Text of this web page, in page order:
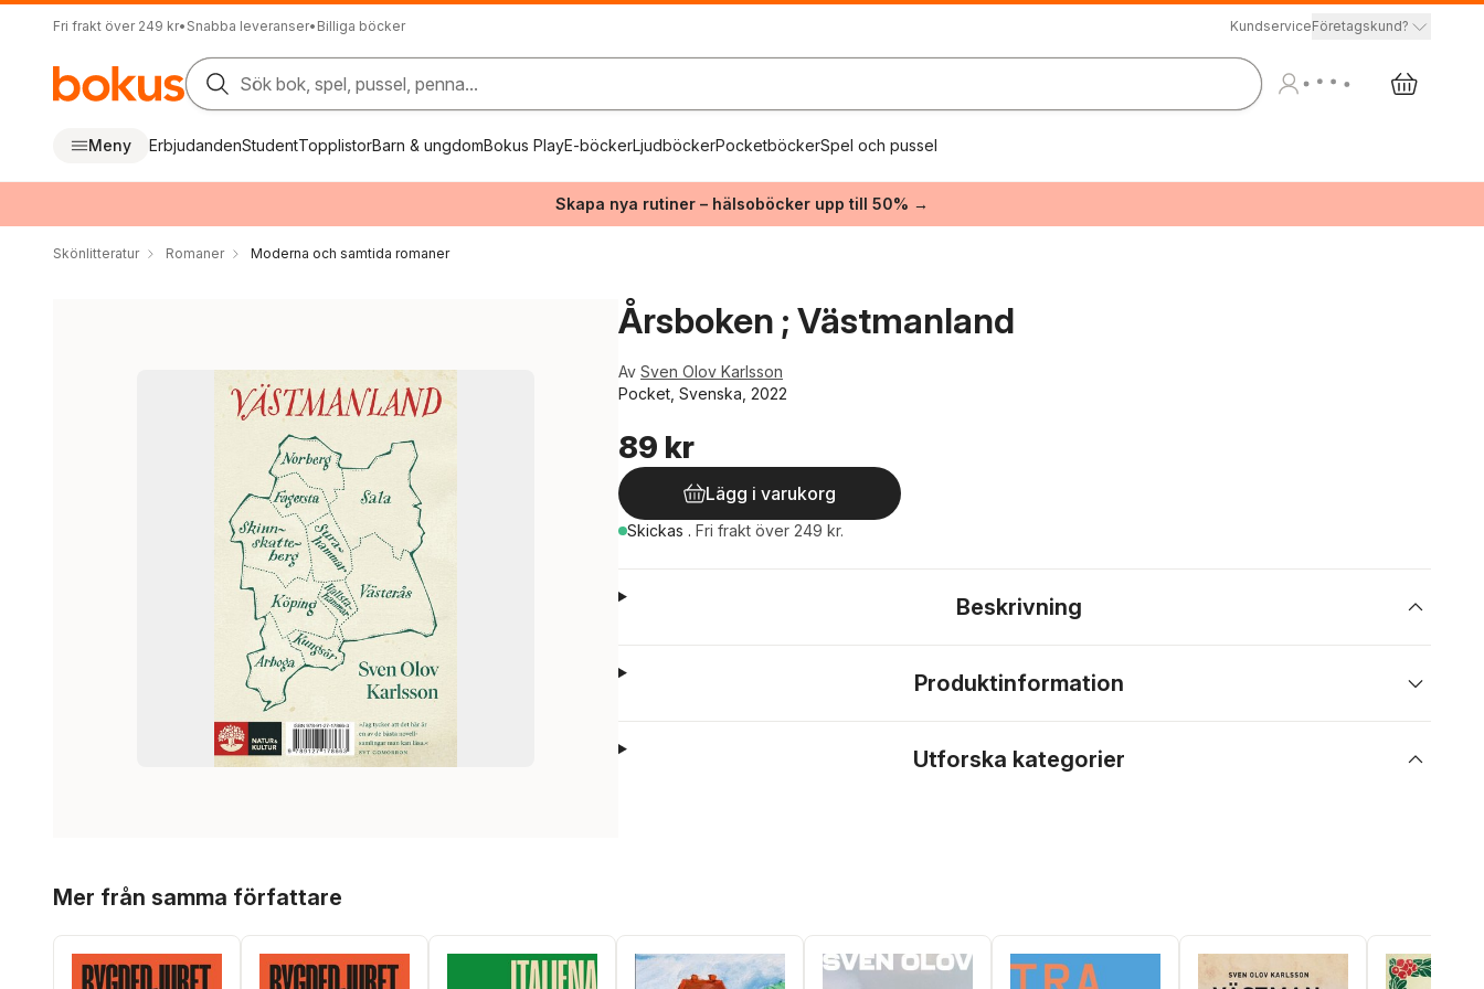
Fri frakt över 249 kr• Snabba leveranser• Billiga böcker KundserviceFöretagskund?
Sök bok, spel, pussel, penna...
Meny ErbjudandenStudentTopplistorBarn & ungdomBokus PlayE-böckerLjudböckerPocketböckerSpel och pussel
Skapa nya rutiner – hälsoböcker upp till 50% →
Skönlitteratur Romaner Moderna och samtida romaner
Årsboken ; Västmanland
Av Sven Olov Karlsson
Pocket, Svenska, 2022
89 kr
Lägg i varukorg
Skickas . Fri frakt över 249 kr.
Beskrivning
Produktinformation
Utforska kategorier
Mer från samma författare